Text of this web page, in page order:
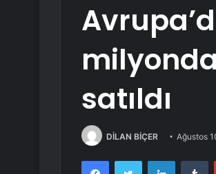
satıldı
DİLAN BİÇER Ağustos
FacebookTwitter LinkedIn